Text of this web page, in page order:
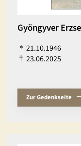
Gyöngyver
＊ 21.10.1946
† 23.06.2025
Zur Gedenkseite